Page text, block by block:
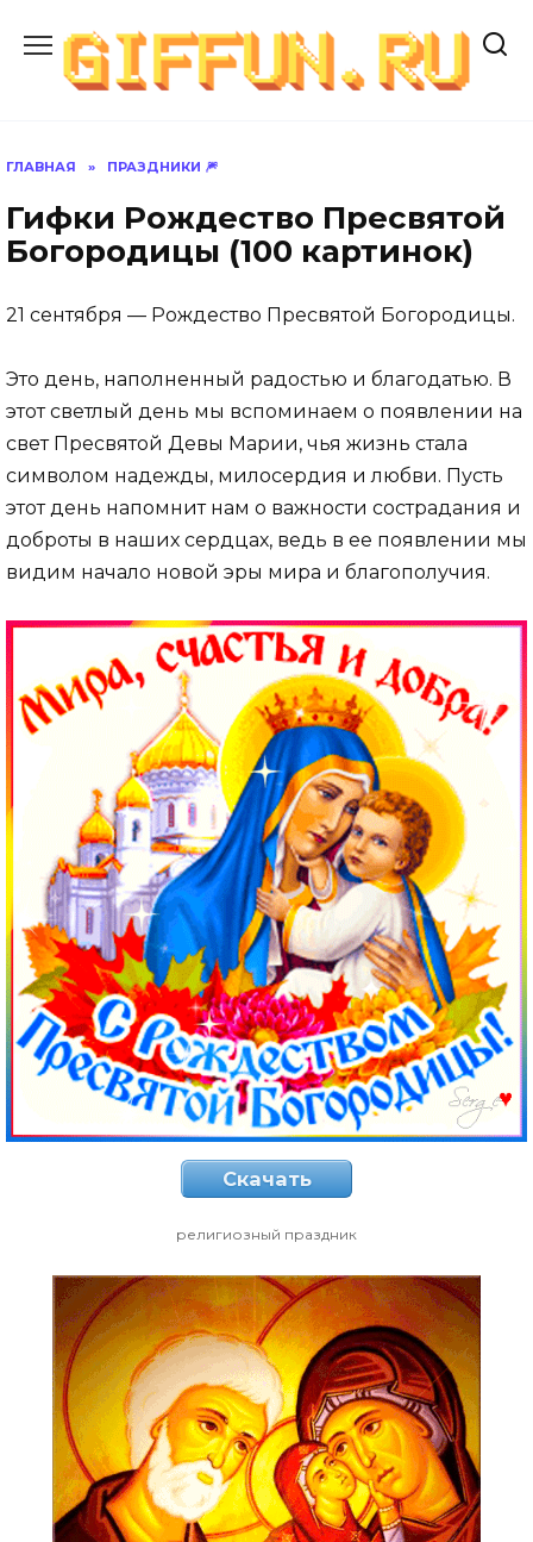
содержанию
ГЛАВНАЯ » ПРАЗДНИКИ 🎆
Гифки Рождество Пресвятой
Богородицы (100 картинок)
21 сентября — Рождество Пресвятой Богородицы.
Это день, наполненный радостью и благодатью. В
этот светлый день мы вспоминаем о появлении на
свет Пресвятой Девы Марии, чья жизнь стала
символом надежды, милосердия и любви. Пусть
этот день напомнит нам о важности сострадания и
доброты в наших сердцах, ведь в ее появлении мы
видим начало новой эры мира и благополучия.
Скачать
религиозный праздник